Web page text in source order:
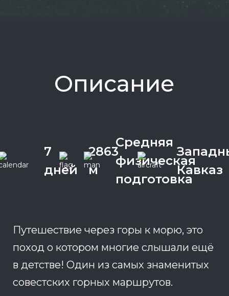
Описание
7
дней
2863
м
Средняя
физическая
подготовка
Кавказ
Путешествие через горы к морю, это
поход о котором многие слышали ещё
в детстве! Один из самых знаменитых
совестских горных маршрутов.